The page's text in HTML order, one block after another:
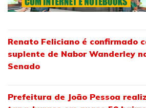
Renato Feliciano é confirmado
suplente de Nabor Wanderley
Senado
Prefeitura de João Pessoa